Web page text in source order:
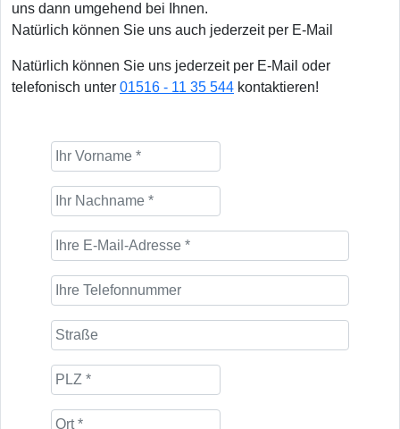
uns dann umgehend bei Ihnen.
Natürlich können Sie uns auch jederzeit per E-Mail
Natürlich können Sie uns jederzeit per E-Mail oder
telefonisch unter 01516 - 11 35 544 kontaktieren!